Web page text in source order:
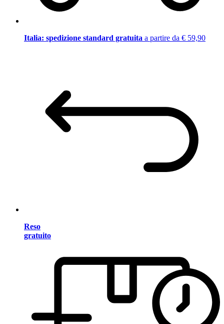
Italia: spedizione standard gratuita a partire da € 59,90
Reso
gratuito